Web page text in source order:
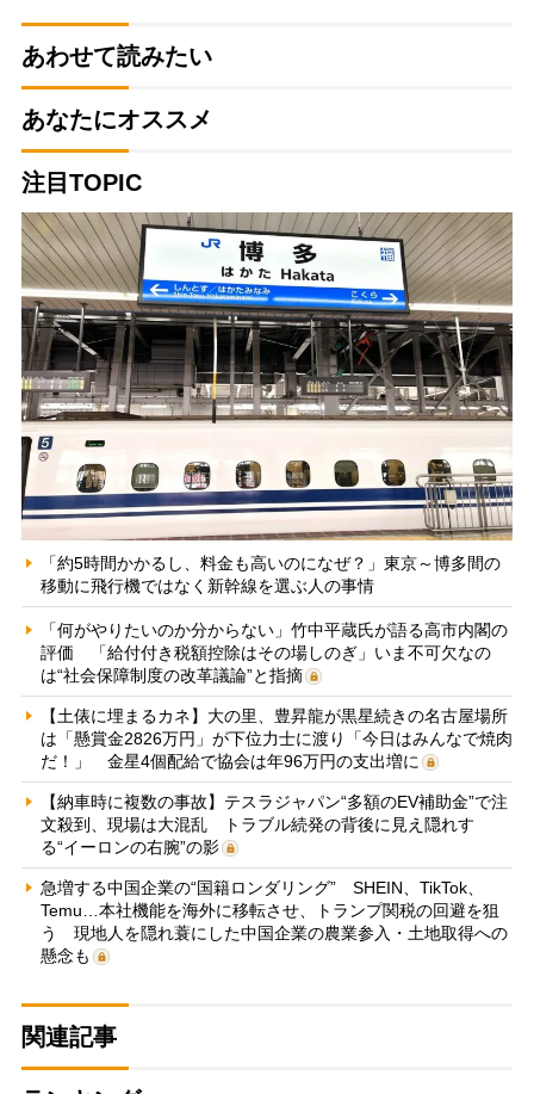
あわせて読みたい
あなたにオススメ
注目TOPIC
「約5時間かかるし、料金も高いのになぜ？」東京～博多間の
移動に飛行機ではなく新幹線を選ぶ人の事情
「何がやりたいのか分からない」竹中平蔵氏が語る高市内閣の
評価 「給付付き税額控除はその場しのぎ」いま不可欠なの
は“社会保障制度の改革議論”と指摘
【土俵に埋まるカネ】大の里、豊昇龍が黒星続きの名古屋場所
は「懸賞金2826万円」が下位力士に渡り「今日はみんなで焼肉
だ！」 金星4個配給で協会は年96万円の支出増に
【納車時に複数の事故】テスラジャパン“多額のEV補助金”で注
文殺到、現場は大混乱 トラブル続発の背後に見え隠れす
る“イーロンの右腕”の影
急増する中国企業の“国籍ロンダリング” SHEIN、TikTok、
Temu…本社機能を海外に移転させ、トランプ関税の回避を狙
う 現地人を隠れ蓑にした中国企業の農業参入・土地取得への
懸念も
関連記事